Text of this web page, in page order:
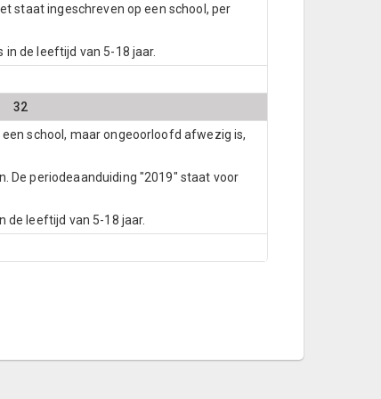
staat ingeschreven op een school, per
de leeftijd van 5-18 jaar.
32
school, maar ongeoorloofd afwezig is,
De periodeaanduiding "2019" staat voor
de leeftijd van 5-18 jaar.